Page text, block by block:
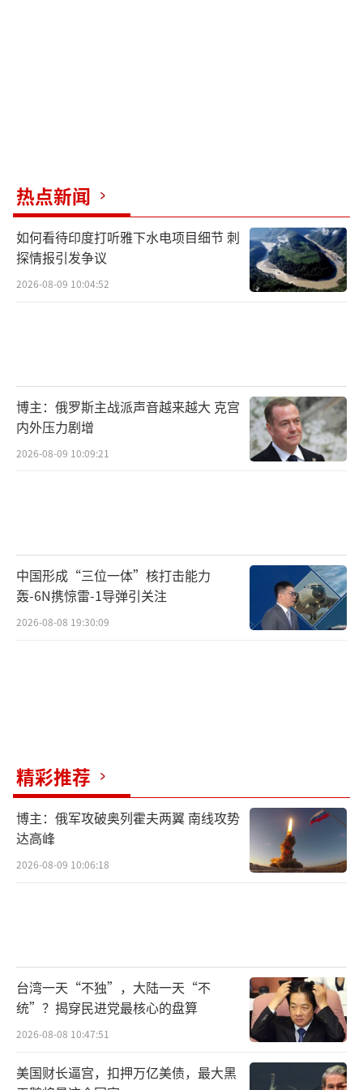
能透露更多细节，但她表示，弹药预计将在未
来几个月内交付。《欧洲真理报》指出，捷克
每月预计可向乌克兰武装部队提供5万至10万枚
大口径弹药。到今年年底，这些弹药的总量将
社交平台
此前，俄罗斯方面已多次发出警告，称利
用冻结俄罗斯资产所得收益对乌克兰的军事援
盟决定使用部分收益，是俄方采取深思熟虑的
报复行动的一个理由。
（责任编辑：许朝）
热点新闻
如何看待印度打听雅下水电项目细节 刺
探情报引发争议
2026-08-09 10:04:52
博主：俄罗斯主战派声音越来越大 克宫
内外压力剧增
2026-08-09 10:09:21
中国形成“三位一体”核打击能力
轰-6N携惊雷-1导弹引关注
2026-08-08 19:30:09
精彩推荐
博主：俄军攻破奥列霍夫两翼 南线攻势
达高峰
2026-08-09 10:06:18
台湾一天“不独”，大陆一天“不
统”？揭穿民进党最核心的盘算
2026-08-08 10:47:51
美国财长逼宫，扣押万亿美债，最大黑